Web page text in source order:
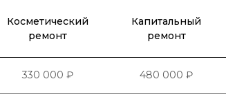
Косметический
ремонт
Капитальный
ремонт
330 000 ₽ 480 000 ₽